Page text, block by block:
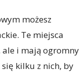
możesz
Te miejsca
i mają ogromny
kilku z nich, by